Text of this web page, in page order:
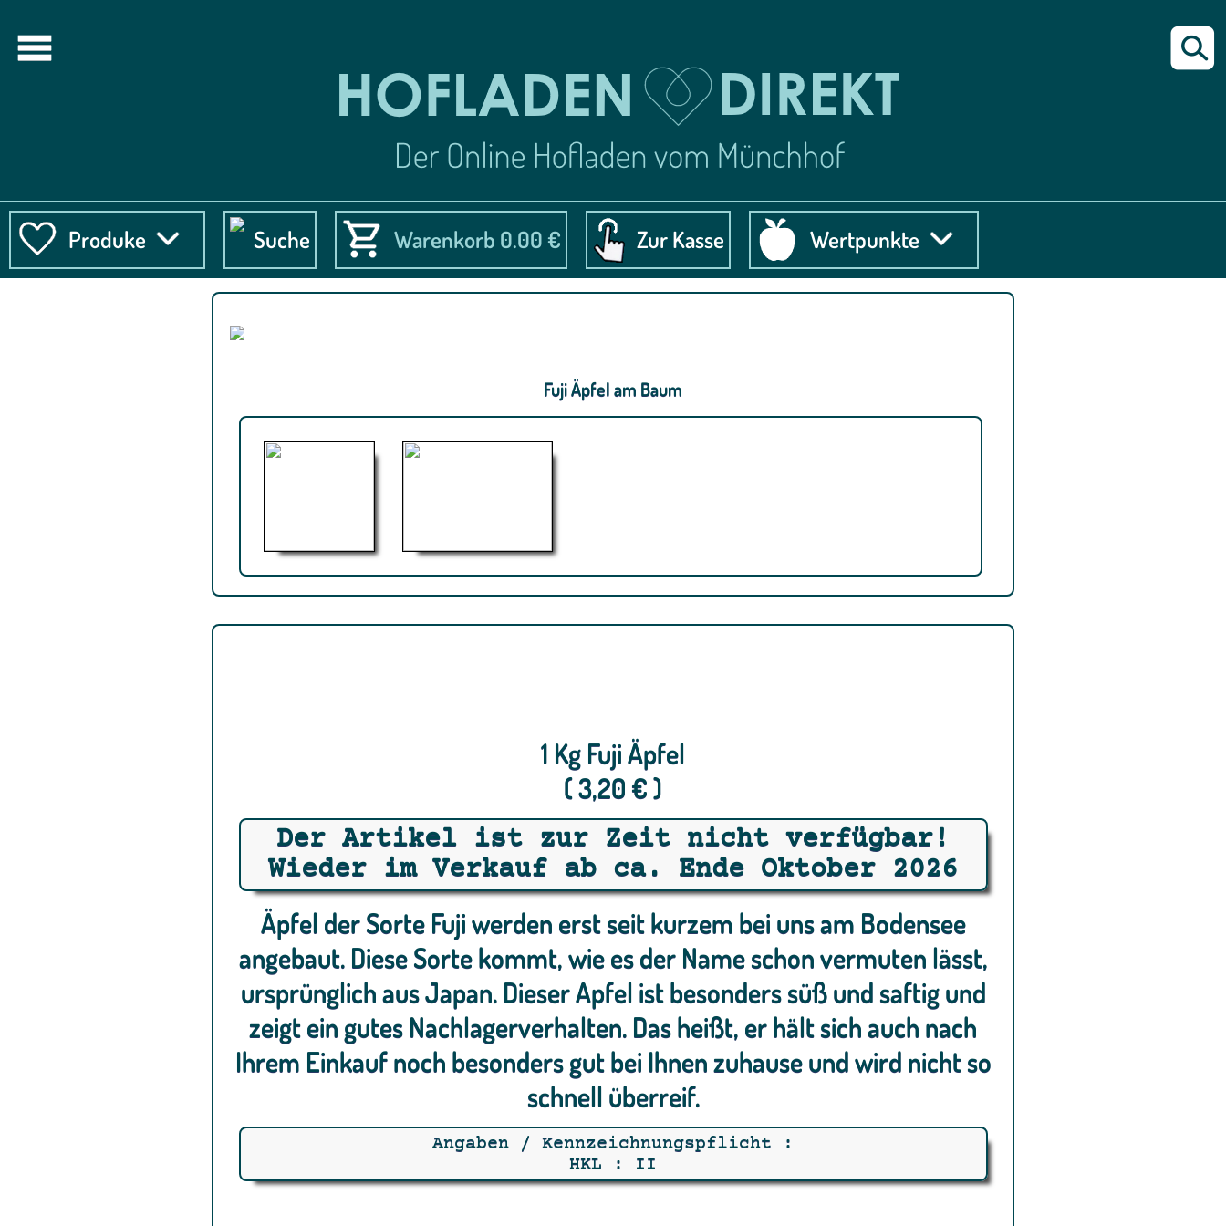
Produke Suche Warenkorb 0.00 € Zur Kasse Wertpunkte
Fuji Äpfel am Baum
1 Kg Fuji Äpfel
( 3,20 € )
Der Artikel ist zur Zeit nicht verfügbar!
Wieder im Verkauf ab ca. Ende Oktober 2026
Äpfel der Sorte Fuji werden erst seit kurzem bei uns am Bodensee
angebaut. Diese Sorte kommt, wie es der Name schon vermuten lässt,
ursprünglich aus Japan. Dieser Apfel ist besonders süß und saftig und
zeigt ein gutes Nachlagerverhalten. Das heißt, er hält sich auch nach
Ihrem Einkauf noch besonders gut bei Ihnen zuhause und wird nicht so
schnell überreif.
Angaben / Kennzeichnungspflicht :
HKL : II